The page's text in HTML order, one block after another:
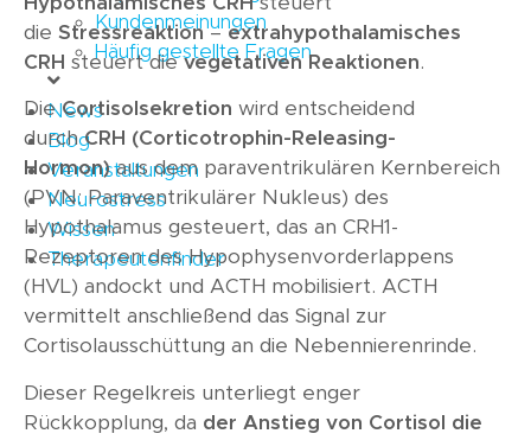
Kundenmeinungen
Häufig gestellte Fragen
News
Blog
Veranstaltungen
Neurostress
Wissen
Therapeutenfinder
die Stressreaktion– extrahypothalamisches
CRH steuert dievegetativen Reaktionen.
DieCortisolsekretion wird entscheidend
durchCRH (Corticotrophin-Releasing-
Hormon)aus dem paraventrikulären Kernbereich
(PVN: Paraventrikulärer Nukleus) des
Hypothalamus gesteuert, das an CRH1-
Rezeptoren des Hypophysenvorderlappens
(HVL) andockt und ACTH mobilisiert. ACTH
vermittelt anschließend das Signal zur
Cortisolausschüttung an die Nebennierenrinde.
Dieser Regelkreis unterliegt enger
Rückkopplung, da der Anstieg von Cortisol die